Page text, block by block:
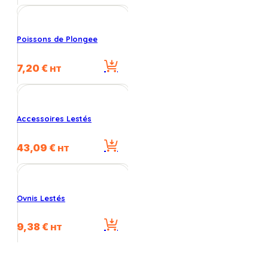
Poissons de Plongee
7,20€ HT
Accessoires Lestés
43,09 € HT
Ovnis Lestés
9,38€ HT